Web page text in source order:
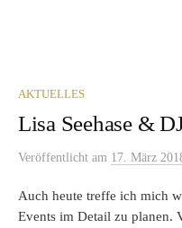
AKTUELLES
Lisa Seehase &
Veröffentlicht am 17. März
Auch heute treffe ich mich
Events im Detail zu planen.